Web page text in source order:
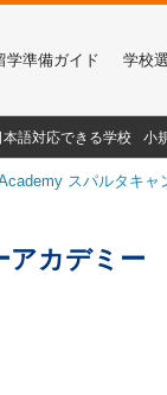
学準備ガイド 学校
本語対応できる学校 小
スパルタキャ
アカデミー